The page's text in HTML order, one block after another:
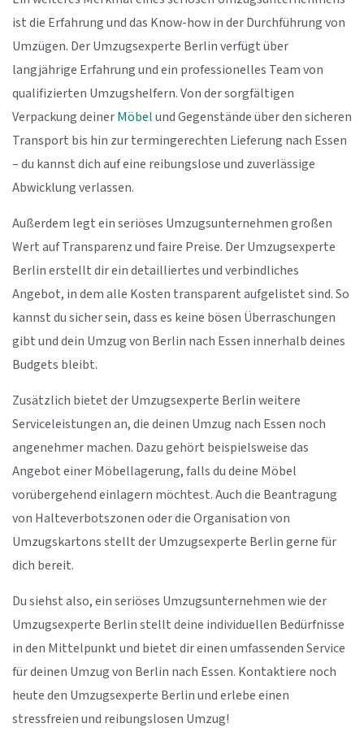
ist die Erfahrung und das Know-how in der Durchführung von
Umzügen. Der Umzugsexperte Berlin verfügt über
langjährige Erfahrung und ein professionelles Team von
qualifizierten Umzugshelfern. Von der sorgfältigen
Verpackung deinerMöbelund Gegenstände über den sicheren
Transport bis hin zur termingerechten Lieferung nach Essen
– du kannst dich auf eine reibungslose und zuverlässige
Abwicklung verlassen.
Außerdem legt ein seriöses Umzugsunternehmen großen
Wert auf Transparenz und faire Preise. Der Umzugsexperte
Berlin erstellt dir ein detailliertes und verbindliches
Angebot, in dem alle Kosten transparent aufgelistet sind. So
kannst du sicher sein, dass es keine bösen Überraschungen
gibt und dein Umzug von Berlin nach Essen innerhalb deines
Budgets bleibt.
Zusätzlich bietet der Umzugsexperte Berlin weitere
Serviceleistungen an, die deinen Umzug nach Essen noch
angenehmer machen. Dazu gehört beispielsweise das
Angebot einer Möbellagerung, falls du deine Möbel
vorübergehend einlagern möchtest. Auch die Beantragung
von Halteverbotszonen oder die Organisation von
Umzugskartons stellt der Umzugsexperte Berlin gerne für
dich bereit.
Du siehst also, ein seriöses Umzugsunternehmen wie der
Umzugsexperte Berlin stellt deine individuellen Bedürfnisse
in den Mittelpunkt und bietet dir einen umfassenden Service
für deinen Umzug von Berlin nach Essen. Kontaktiere noch
heute den Umzugsexperte Berlin und erlebe einen
stressfreien und reibungslosen Umzug!